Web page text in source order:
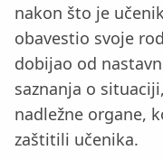
nakon što je
obavestio svoje
dobijao od
saznanja o
nadležne organe,
zaštitili učenika.